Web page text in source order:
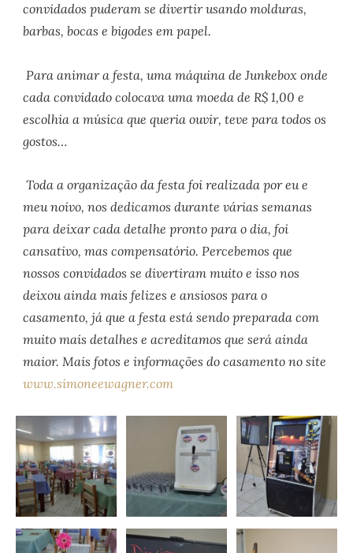
convidados puderam se divertir usando molduras,
barbas, bocas e bigodes em papel.
Para animar a festa, uma máquina de Junkebox onde
cada convidado colocava uma moeda de R$ 1,00 e
escolhia a música que queria ouvir, teve para todos os
gostos…
Toda a organização da festa foi realizada por eu e
meu noivo, nos dedicamos durante várias semanas
para deixar cada detalhe pronto para o dia, foi
cansativo, mas compensatório. Percebemos que
nossos convidados se divertiram muito e isso nos
deixou ainda mais felizes e ansiosos para o
casamento, já que a festa está sendo preparada com
muito mais detalhes e acreditamos que será ainda
maior. Mais fotos e informações do casamento no site
www.simoneewagner.com